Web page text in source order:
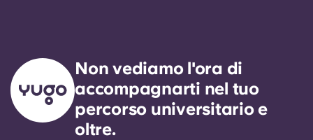
Non vediamo l'ora di
accompagnarti nel tuo
percorso universitario e
oltre.